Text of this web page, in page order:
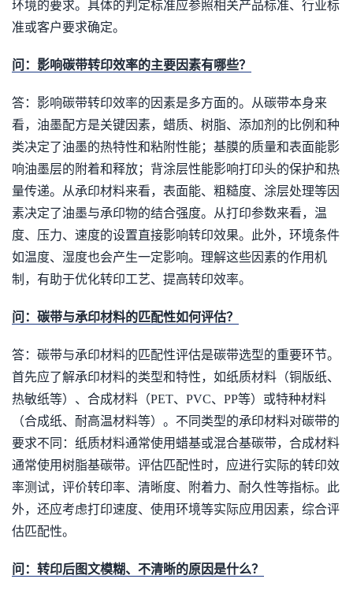
环境的要求。具体的判定标准应参照相关产品标准、行业标
准或客户要求确定。
问：影响碳带转印效率的主要因素有哪些？
答：影响碳带转印效率的因素是多方面的。从碳带本身来
看，油墨配方是关键因素，蜡质、树脂、添加剂的比例和种
类决定了油墨的热特性和粘附性能；基膜的质量和表面能影
响油墨层的附着和释放；背涂层性能影响打印头的保护和热
量传递。从承印材料来看，表面能、粗糙度、涂层处理等因
素决定了油墨与承印物的结合强度。从打印参数来看，温
度、压力、速度的设置直接影响转印效果。此外，环境条件
如温度、湿度也会产生一定影响。理解这些因素的作用机
制，有助于优化转印工艺、提高转印效率。
问：碳带与承印材料的匹配性如何评估？
答：碳带与承印材料的匹配性评估是碳带选型的重要环节。
首先应了解承印材料的类型和特性，如纸质材料（铜版纸、
热敏纸等）、合成材料（PET、PVC、PP等）或特种材料
（合成纸、耐高温材料等）。不同类型的承印材料对碳带的
要求不同：纸质材料通常使用蜡基或混合基碳带，合成材料
通常使用树脂基碳带。评估匹配性时，应进行实际的转印效
率测试，评价转印率、清晰度、附着力、耐久性等指标。此
外，还应考虑打印速度、使用环境等实际应用因素，综合评
估匹配性。
问：转印后图文模糊、不清晰的原因是什么？